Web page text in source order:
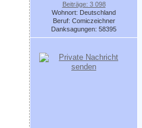
Beiträge: 3 098
Wohnort: Deutschland
Beruf: Comiczeichner
Danksagungen: 58395